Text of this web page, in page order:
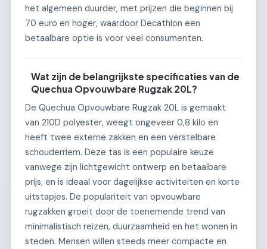
het algemeen duurder, met prijzen die beginnen bij
70 euro en hoger, waardoor Decathlon een
betaalbare optie is voor veel consumenten.
Wat zijn de belangrijkste specificaties van de
Quechua Opvouwbare Rugzak 20L?
De Quechua Opvouwbare Rugzak 20L is gemaakt
van 210D polyester, weegt ongeveer 0,8 kilo en
heeft twee externe zakken en een verstelbare
schouderriem. Deze tas is een populaire keuze
vanwege zijn lichtgewicht ontwerp en betaalbare
prijs, en is ideaal voor dagelijkse activiteiten en korte
uitstapjes. De populariteit van opvouwbare
rugzakken groeit door de toenemende trend van
minimalistisch reizen, duurzaamheid en het wonen in
steden. Mensen willen steeds meer compacte en